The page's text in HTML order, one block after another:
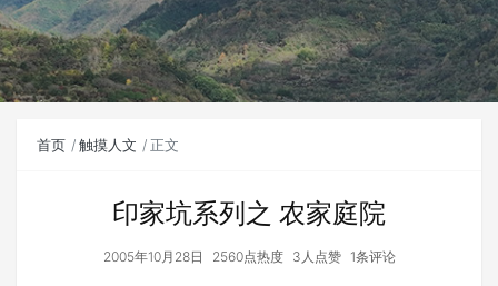
首页 触摸人文 正文
印家坑系列之 农家庭院
2005年10月28日 2560点热度 3人点赞 1条评论